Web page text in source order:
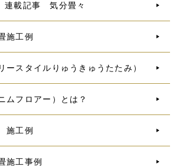
載記事 気分畳々
施工例
ースタイルりゅうきゅうたたみ）
ムフロアー）とは？
施工例
施工事例